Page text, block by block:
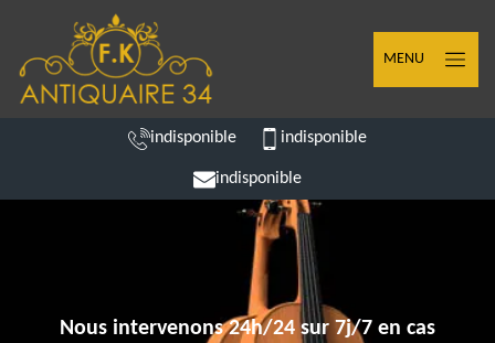
MENU
indisponible indisponible
indisponible
Nous intervenons 24h/24 sur 7j/7 en cas